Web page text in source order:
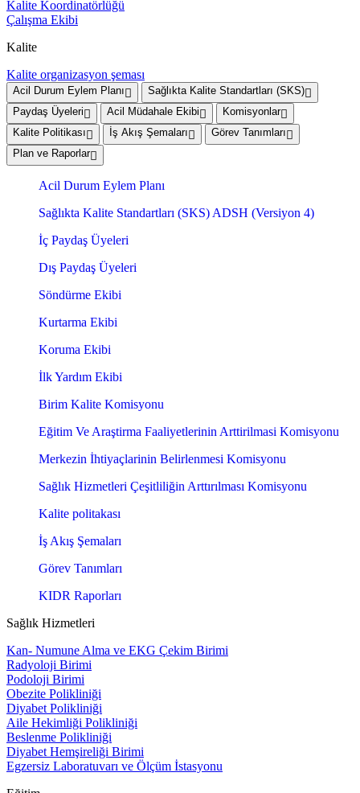
Kalite Koordinatörlüğü
Çalışma Ekibi
Kalite
Kalite organizasyon şeması
Acil Durum Eylem Planı
Sağlıkta Kalite Standartları (SKS)
Paydaş Üyeleri
Acil Müdahale Ekibi
Komisyonlar
Kalite Politikası
İş Akış Şemaları
Görev Tanımları
Plan ve Raporlar
Acil Durum Eylem Planı
Sağlıkta Kalite Standartları (SKS) ADSH (Versiyon 4)
İç Paydaş Üyeleri
Dış Paydaş Üyeleri
Söndürme Ekibi
Kurtarma Ekibi
Koruma Ekibi
İlk Yardım Ekibi
Birim Kalite Komisyonu
Eğitim Ve Araştirma Faaliyetlerinin Arttirilmasi Komisyonu
Merkezin İhtiyaçlarinin Belirlenmesi Komisyonu
Sağlık Hizmetleri Çeşitliliğin Arttırılması Komisyonu
Kalite politakası
İş Akış Şemaları
Görev Tanımları
KIDR Raporları
Sağlık Hizmetleri
Kan- Numune Alma ve EKG Çekim Birimi
Radyoloji Birimi
Podoloji Birimi
Obezite Polikliniği
Diyabet Polikliniği
Aile Hekimliği Polikliniği
Beslenme Polikliniği
Diyabet Hemşireliği Birimi
Egzersiz Laboratuvarı ve Ölçüm İstasyonu